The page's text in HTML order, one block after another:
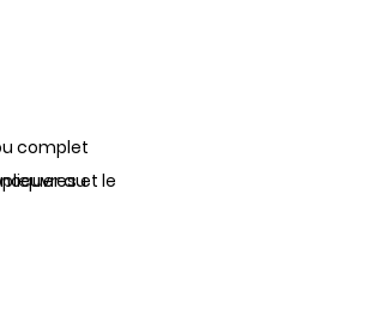
complet
et le
au